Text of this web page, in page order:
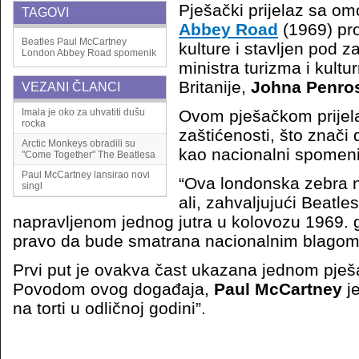
TAGOVI
Beatles Paul McCartney
London Abbey Road spomenik
VEZANI ČLANCI
Imala je oko za uhvatiti dušu
rocka
Arctic Monkeys obradili su
"Come Together" The Beatlesa
Paul McCartney lansirao novi
singl
Pješački prijelaz sa
Abbey Road (1969)
kulture i stavljen pod
ministra turizma i
Britanije, Johna
Ovom pješačkom
zaštićenosti, što znači
kao nacionalni
“Ova londonska zebra
ali, zahvaljujući
napravljenom jednog jutra u kolovozu 1969.
pravo da bude smatrana nacionalnim
Prvi put je ovakva čast ukazana jednom
Povodom ovog događaja, Paul McCartney
na torti u odličnoj godini”.